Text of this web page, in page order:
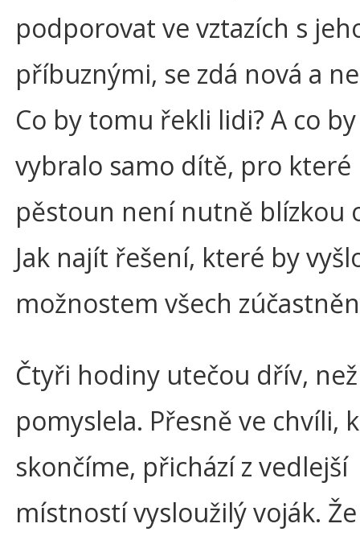
podporovat ve vztazích s
příbuznými, se zdá nová a
Co by tomu řekli lidi? A co
vybralo samo dítě, pro
pěstoun není nutně blízkou
Jak najít řešení, které by
možnostem všech
Čtyři hodiny utečou dřív,
pomyslela. Přesně ve chvíli,
skončíme, přichází z vedlejší
místností vysloužilý voják.